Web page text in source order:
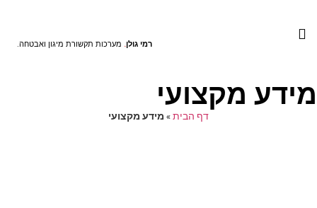
רמי גולן. מערכות תקשורת מיגון ואבטחה.
מידע מקצועי
דף הבית» מידע מקצועי